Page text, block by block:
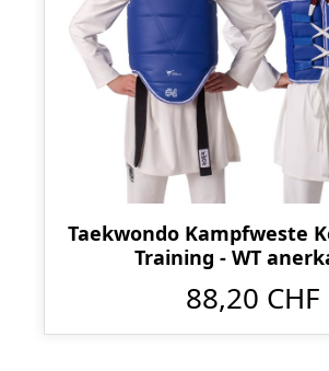
Taekwondo Kampfweste
Training - WT
88,20 CHF